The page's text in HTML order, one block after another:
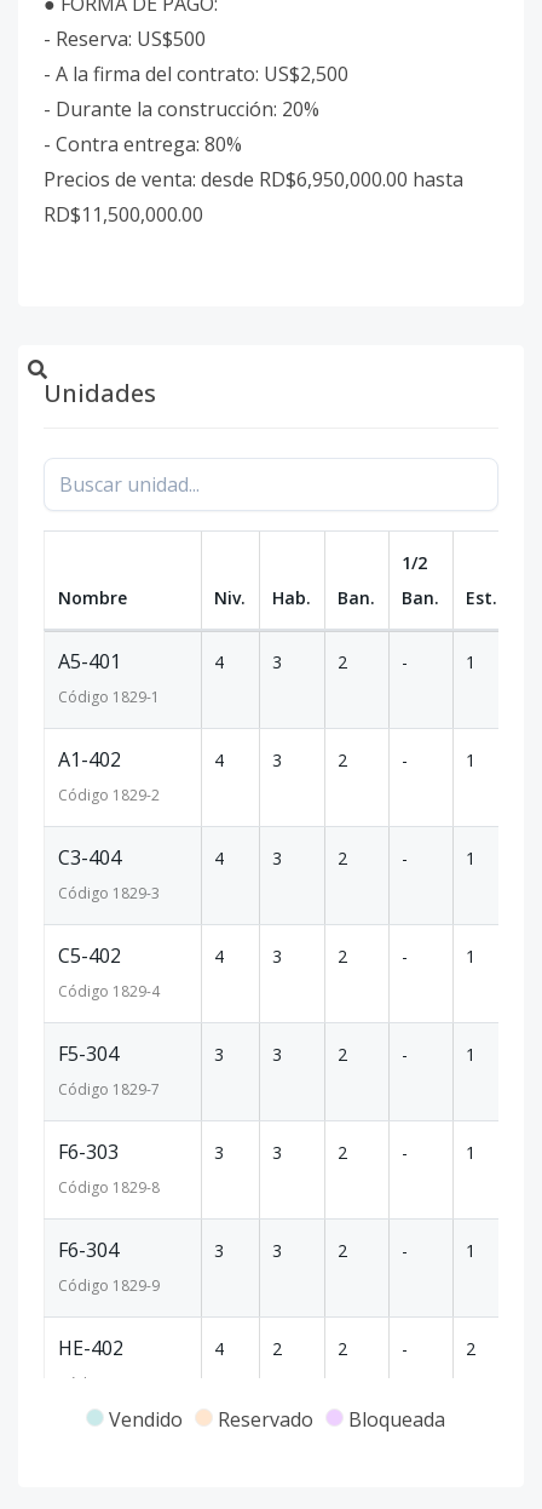
- Reserva: US$500
- A la firma del contrato: US$2,500
- Durante la construcción: 20%
- Contra entrega: 80%
Precios de venta: desde RD$6,950,000.00 hasta
RD$11,500,000.00
Unidades
Nombre Niv. Hab. Ban.
1/2
Ban.
Est.
A5-401
Código 1829-1
4 3 2 - 1
A1-402
Código 1829-2
4 3 2 - 1
C3-404
Código 1829-3
4 3 2 - 1
C5-402
Código 1829-4
4 3 2 - 1
F5-304
Código 1829-7
3 3 2 - 1
F6-303
Código 1829-8
3 3 2 - 1
F6-304
Código 1829-9
3 3 2 - 1
HE-402
Código
4 2 2 - 2
Vendido Reservado Bloqueada